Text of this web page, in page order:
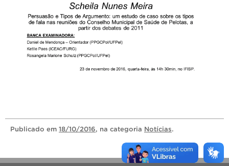
Publicado em 18/10/2016, na categoria Notícias.